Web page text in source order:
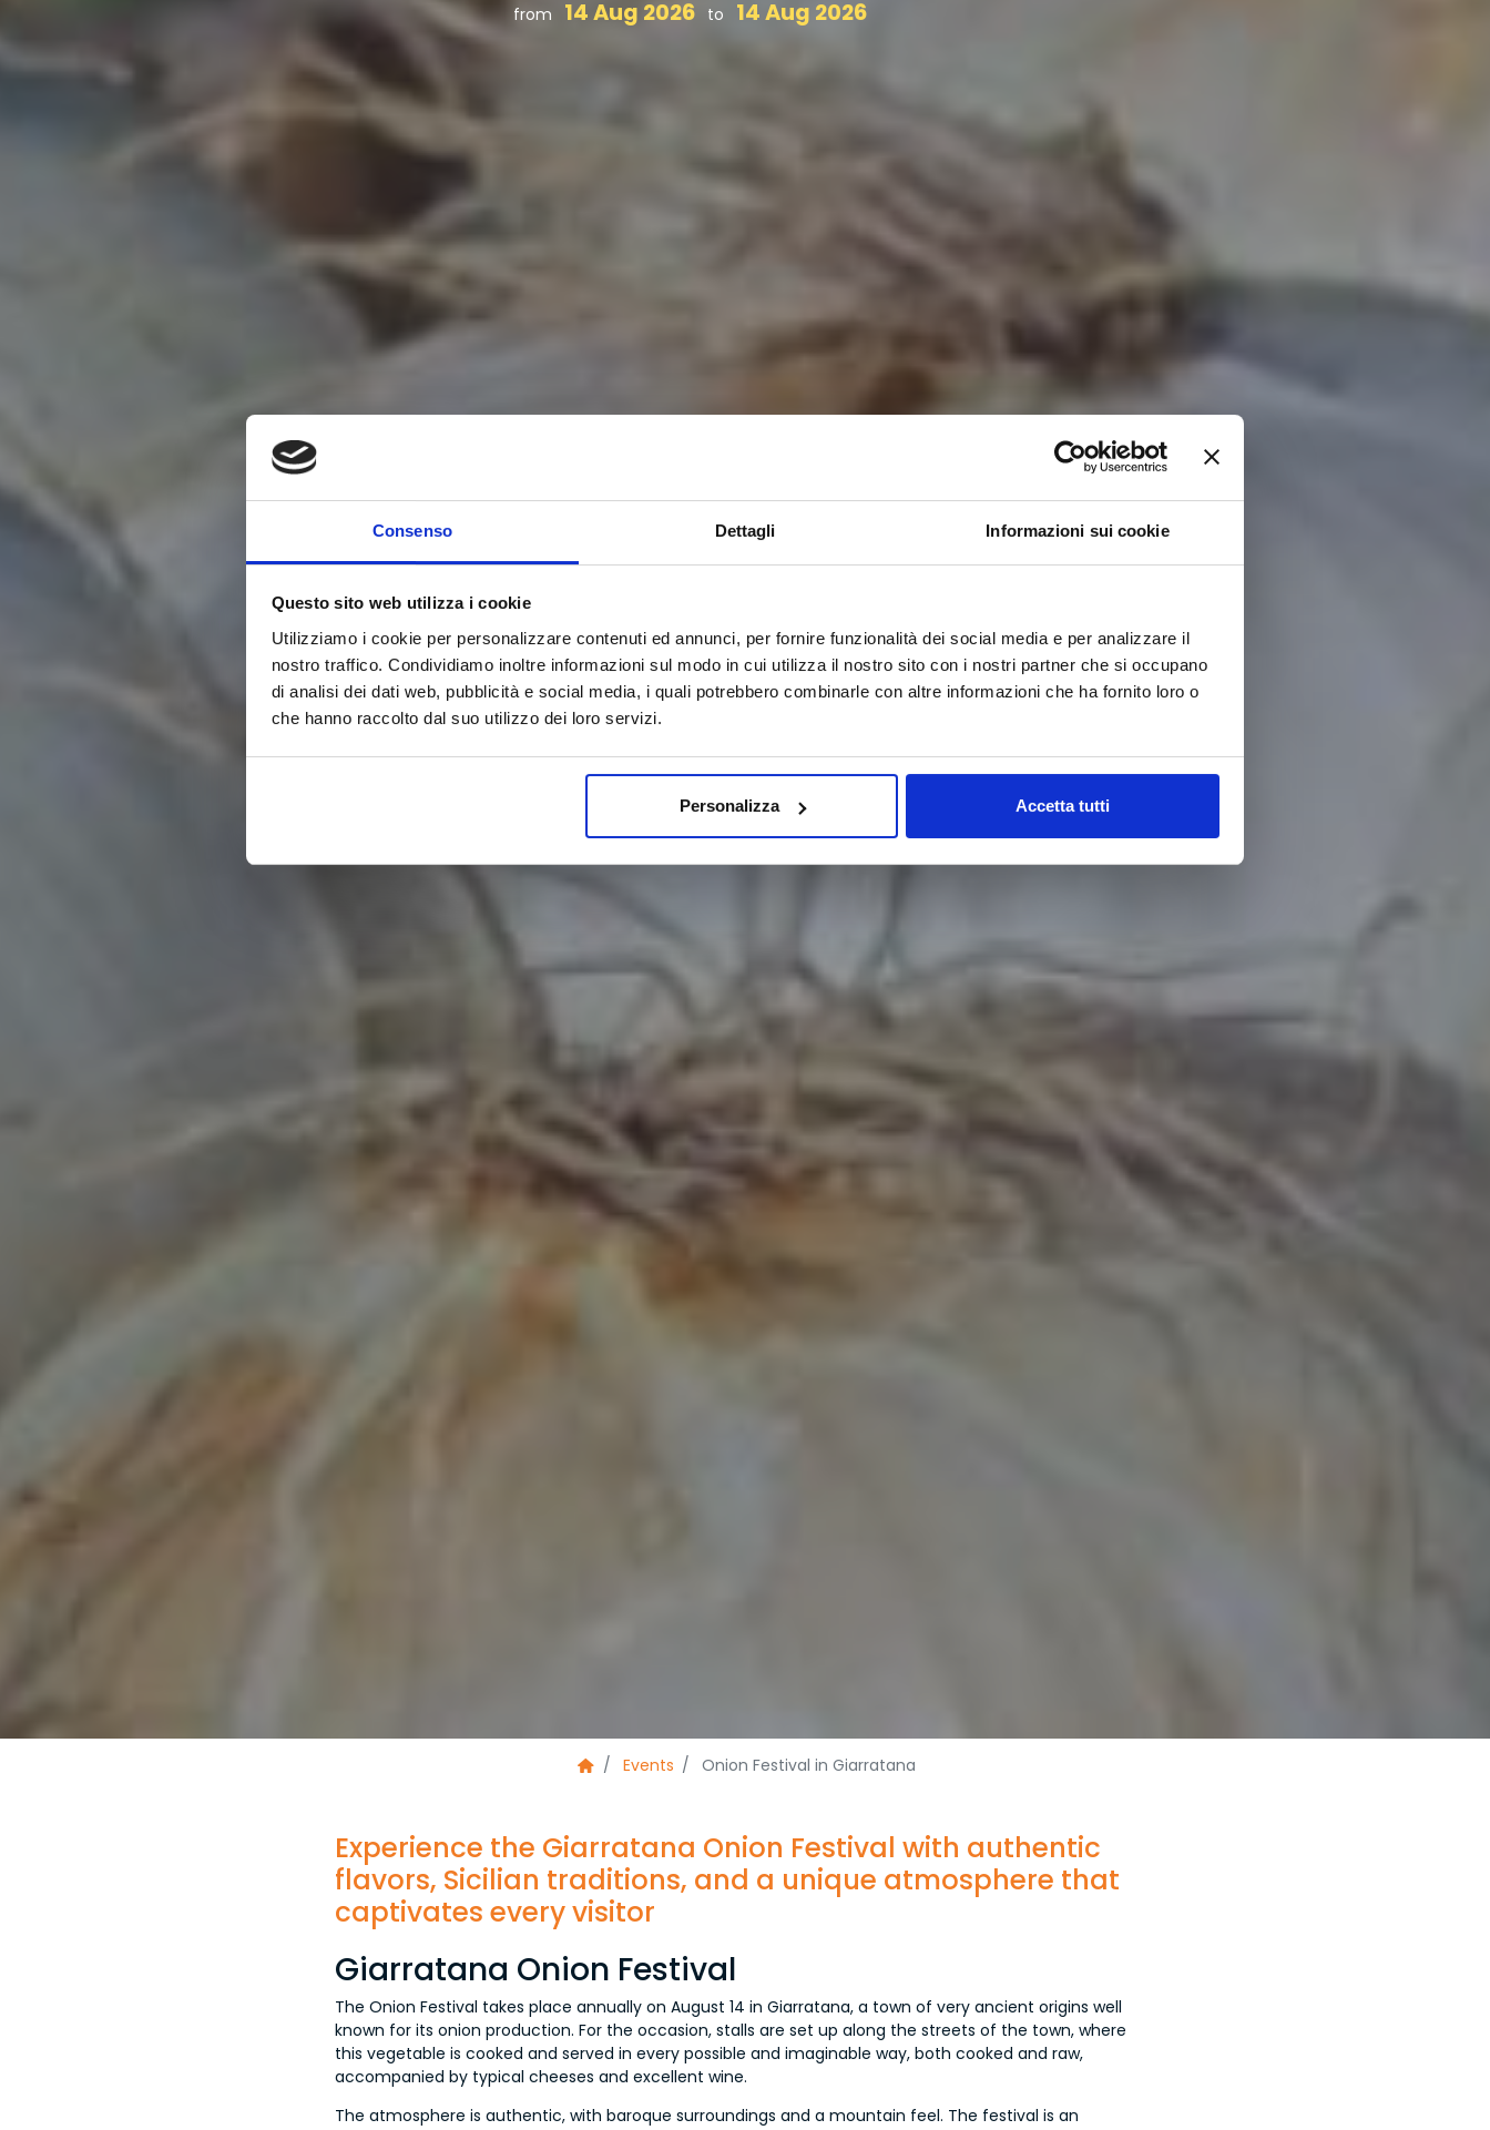
Consenso Dettagli Informazioni sui cookie
Questo sito web utilizza i cookie
Utilizziamo i cookie per personalizzare contenuti ed annunci, per fornire funzionalità dei social media e per analizzare il
nostro traffico. Condividiamo inoltre informazioni sul modo in cui utilizza il nostro sito con i nostri partner che si occupano
di analisi dei dati web, pubblicità e social media, i quali potrebbero combinarle con altre informazioni che ha fornito loro o
che hanno raccolto dal suo utilizzo dei loro servizi.
Personalizza Accetta tutti
from 14 Aug 2026 to 14 Aug 2026
Events Onion Festival in Giarratana
Experience the Giarratana Onion Festival with authentic
flavors, Sicilian traditions, and a unique atmosphere that
captivates every visitor
Giarratana Onion Festival
The Onion Festival takes place annually on August 14 in Giarratana, a town of very ancient origins well
known for its onion production. For the occasion, stalls are set up along the streets of the town, where
this vegetable is cooked and served in every possible and imaginable way, both cooked and raw,
accompanied by typical cheeses and excellent wine.
The atmosphere is authentic, with baroque surroundings and a mountain feel. The festival is an